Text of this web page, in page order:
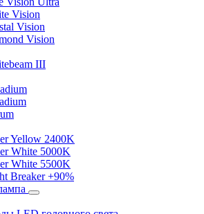
Vision
Vision
Vision
III
Yellow 2400K
White 5000K
White 5500K
Breaker +90%